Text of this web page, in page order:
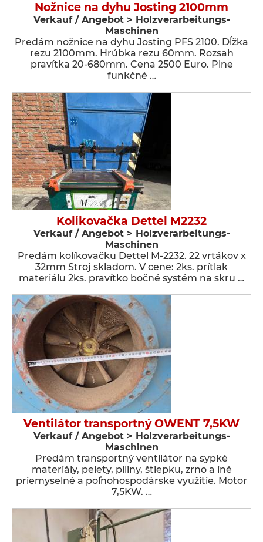
Nožnice na dyhu Josting 2100mm
Verkauf / Angebot > Holzverarbeitungs-
Maschinen
Predám nožnice na dyhu Josting PFS 2100. Dĺžka
rezu 2100mm. Hrúbka rezu 60mm. Rozsah
pravítka 20-680mm. Cena 2500 Euro. Plne
funkčné …
Kolikovačka Dettel M2232
Verkauf / Angebot > Holzverarbeitungs-
Maschinen
Predám kolíkovačku Dettel M-2232. 22 vrtákov x
32mm Stroj skladom. V cene: 2ks. prítlak
materiálu 2ks. pravítko bočné systém na skru …
Ventilátor transportný OWENT 7,5KW
Verkauf / Angebot > Holzverarbeitungs-
Maschinen
Predám transportný ventilátor na sypké
materiály, pelety, piliny, štiepku, zrno a iné
priemyselné a poľnohospodárske využitie. Motor
7,5KW. …